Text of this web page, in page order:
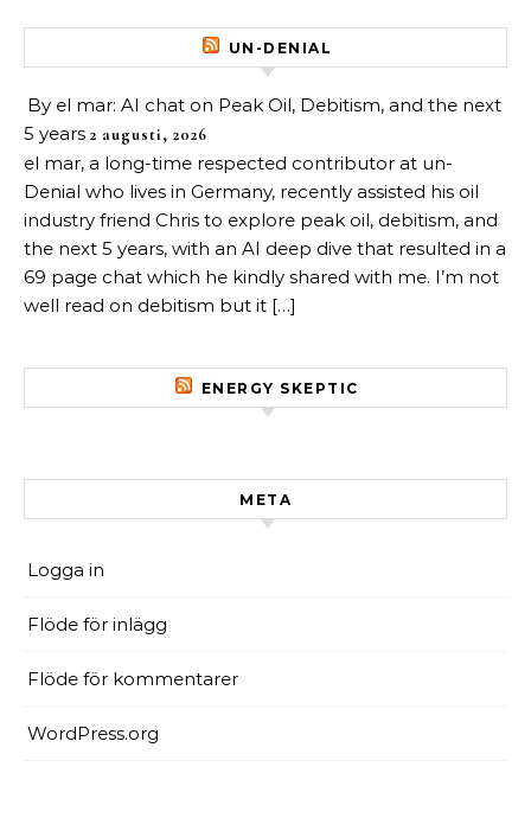
UN-DENIAL
By el mar: AI chat on Peak Oil, Debitism, and the next
5 years 2 augusti, 2026
el mar, a long-time respected contributor at un-
Denial who lives in Germany, recently assisted his oil
industry friend Chris to explore peak oil, debitism, and
the next 5 years, with an AI deep dive that resulted in a
69 page chat which he kindly shared with me. I’m not
well read on debitism but it […]
ENERGY SKEPTIC
META
Logga in
Flöde för inlägg
Flöde för kommentarer
WordPress.org